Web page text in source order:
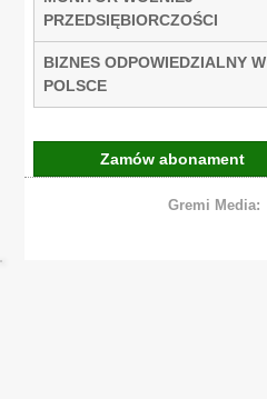
PRZEDSIĘBIORCZOŚCI
BIZNES ODPOWIEDZIALNY W
POLSCE
Zamów abonament
Gremi Media: